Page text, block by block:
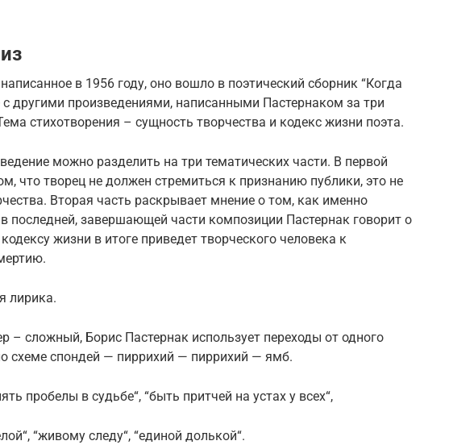
в 1956 году, оно вошло в поэтический сборник “Когда
с другими произведениями, написанными Пастернаком за три
стихотворения – сущность творчества и кодекс жизни поэта.
можно разделить на три тематических части. В первой
что творец не должен стремиться к признанию публики, это не
Вторая часть раскрывает мнение о том, как именно
последней, завершающей части композиции Пастернак говорит о
жизни в итоге приведет творческого человека к
лирика.
– сложный, Борис Пастернак использует переходы от одного
схеме спондей — пиррихий — пиррихий — ямб.
пробелы в судьбе“, “быть притчей на устах у всех“,
“живому следу“, “единой долькой“.